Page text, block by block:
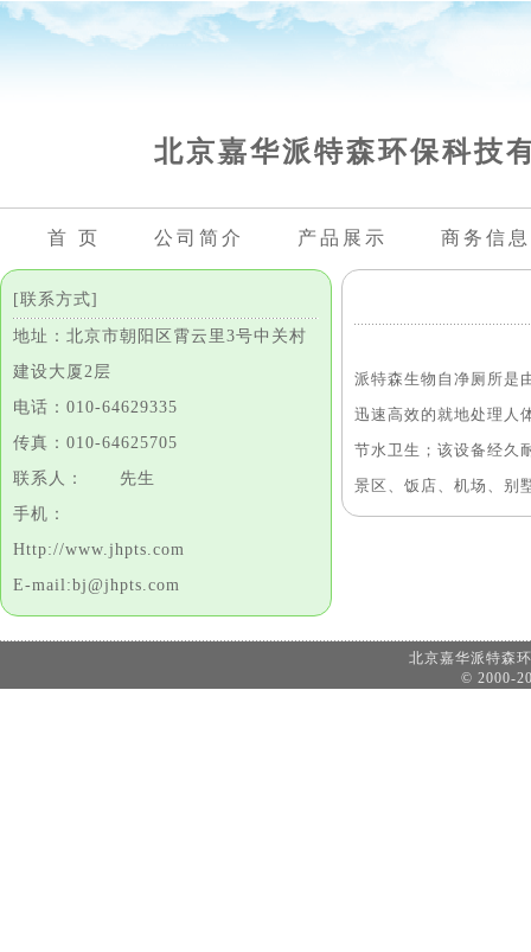
北京嘉华派特森环保科技
首 页 公司简介 产品展示 商务信息
[联系方式]
地址：北京市朝阳区霄云里3号中关村
建设大厦2层
电话：010-64629335
传真：010-64625705
联系人： 先生
手机：
Http://www.jhpts.com
E-mail:bj@jhpts.com
派特森生物自净厕所是
迅速高效的就地处理人
节水卫生；该设备经久
景区、饭店、机场、别
北京嘉华派特
© 2000-